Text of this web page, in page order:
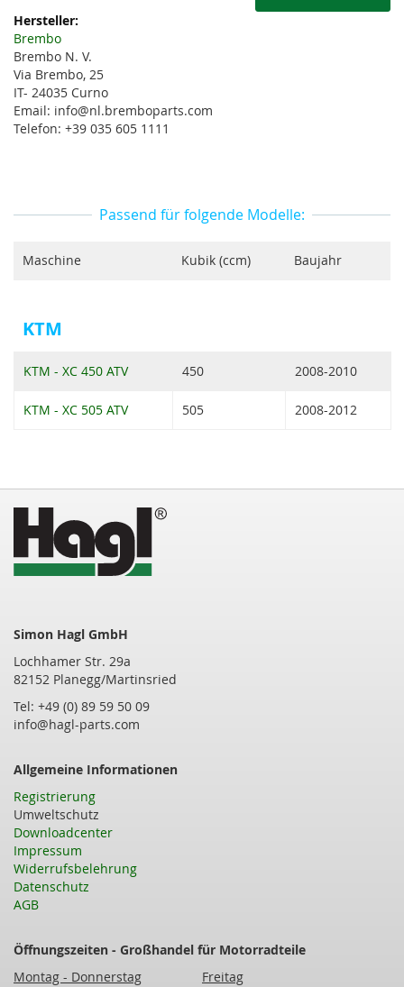
Weitere
Informationen
Brembo
Brembo N. V.
Via Brembo, 25
IT- 24035 Curno
Email: info@nl.bremboparts.com
Telefon: +39 035 605 1111
Passend für folgende Modelle:
Maschine Kubik (ccm) Baujahr
KTM
KTM - XC 450 ATV 450 2008-2010
KTM - XC 505 ATV 505 2008-2012
Simon Hagl GmbH
Lochhamer Str. 29a
82152 Planegg/Martinsried
Tel: +49 (0) 89 59 50 09
info@hagl-parts.com
Allgemeine Informationen
Registrierung
Umweltschutz
Downloadcenter
Impressum
Widerrufsbelehrung
Datenschutz
AGB
Öffnungszeiten - Großhandel für Motorradteile
Montag - Donnerstag
Freitag